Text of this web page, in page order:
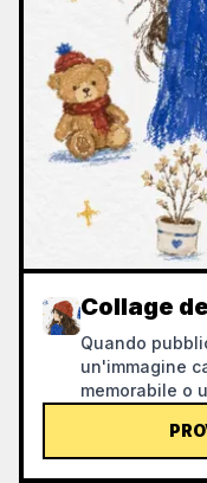
Collage
Quando
un'immagine
memorabile o
disegnati a
sparsi e la